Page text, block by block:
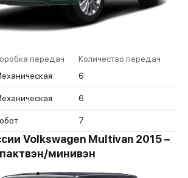
передач
Количество передач
6
6
7
Volkswagen Multivan 2015 –
минивэн